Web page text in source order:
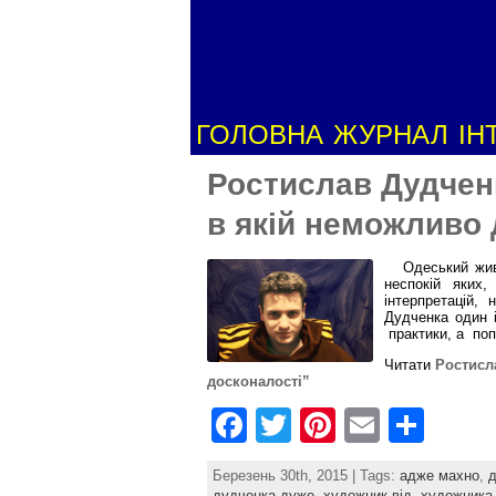
ГОЛОВНА ЖУРНАЛ
Ростислав
в якій неможливо
Одеський
неспокій
Дудченка один
практики, а
Читати
досконалості”
F
T
w
Pi
nt
E
Березень 30th, 2015 | Tags: адже махно